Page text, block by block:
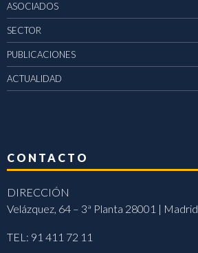
ASOCIADOS
SECTOR
PUBLICACIONES
ACTUALIDAD
CONTACTO
DIRECCIÓN
Velázquez, 64 – 3ª Planta 28001 | Madrid
TEL: 91 411 72 11